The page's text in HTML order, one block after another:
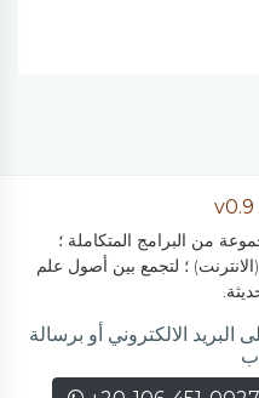
من البرامج المتكاملة ؛
؛ لتجمع بين أصول علم
الالكتروني أو برسالة